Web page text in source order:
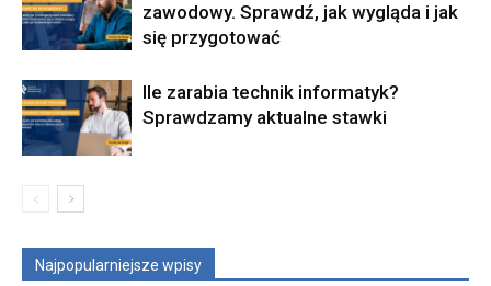
zawodowy. Sprawdź, jak wygląda i jak
się przygotować
Ile zarabia technik informatyk?
Sprawdzamy aktualne stawki
Najpopularniejsze wpisy